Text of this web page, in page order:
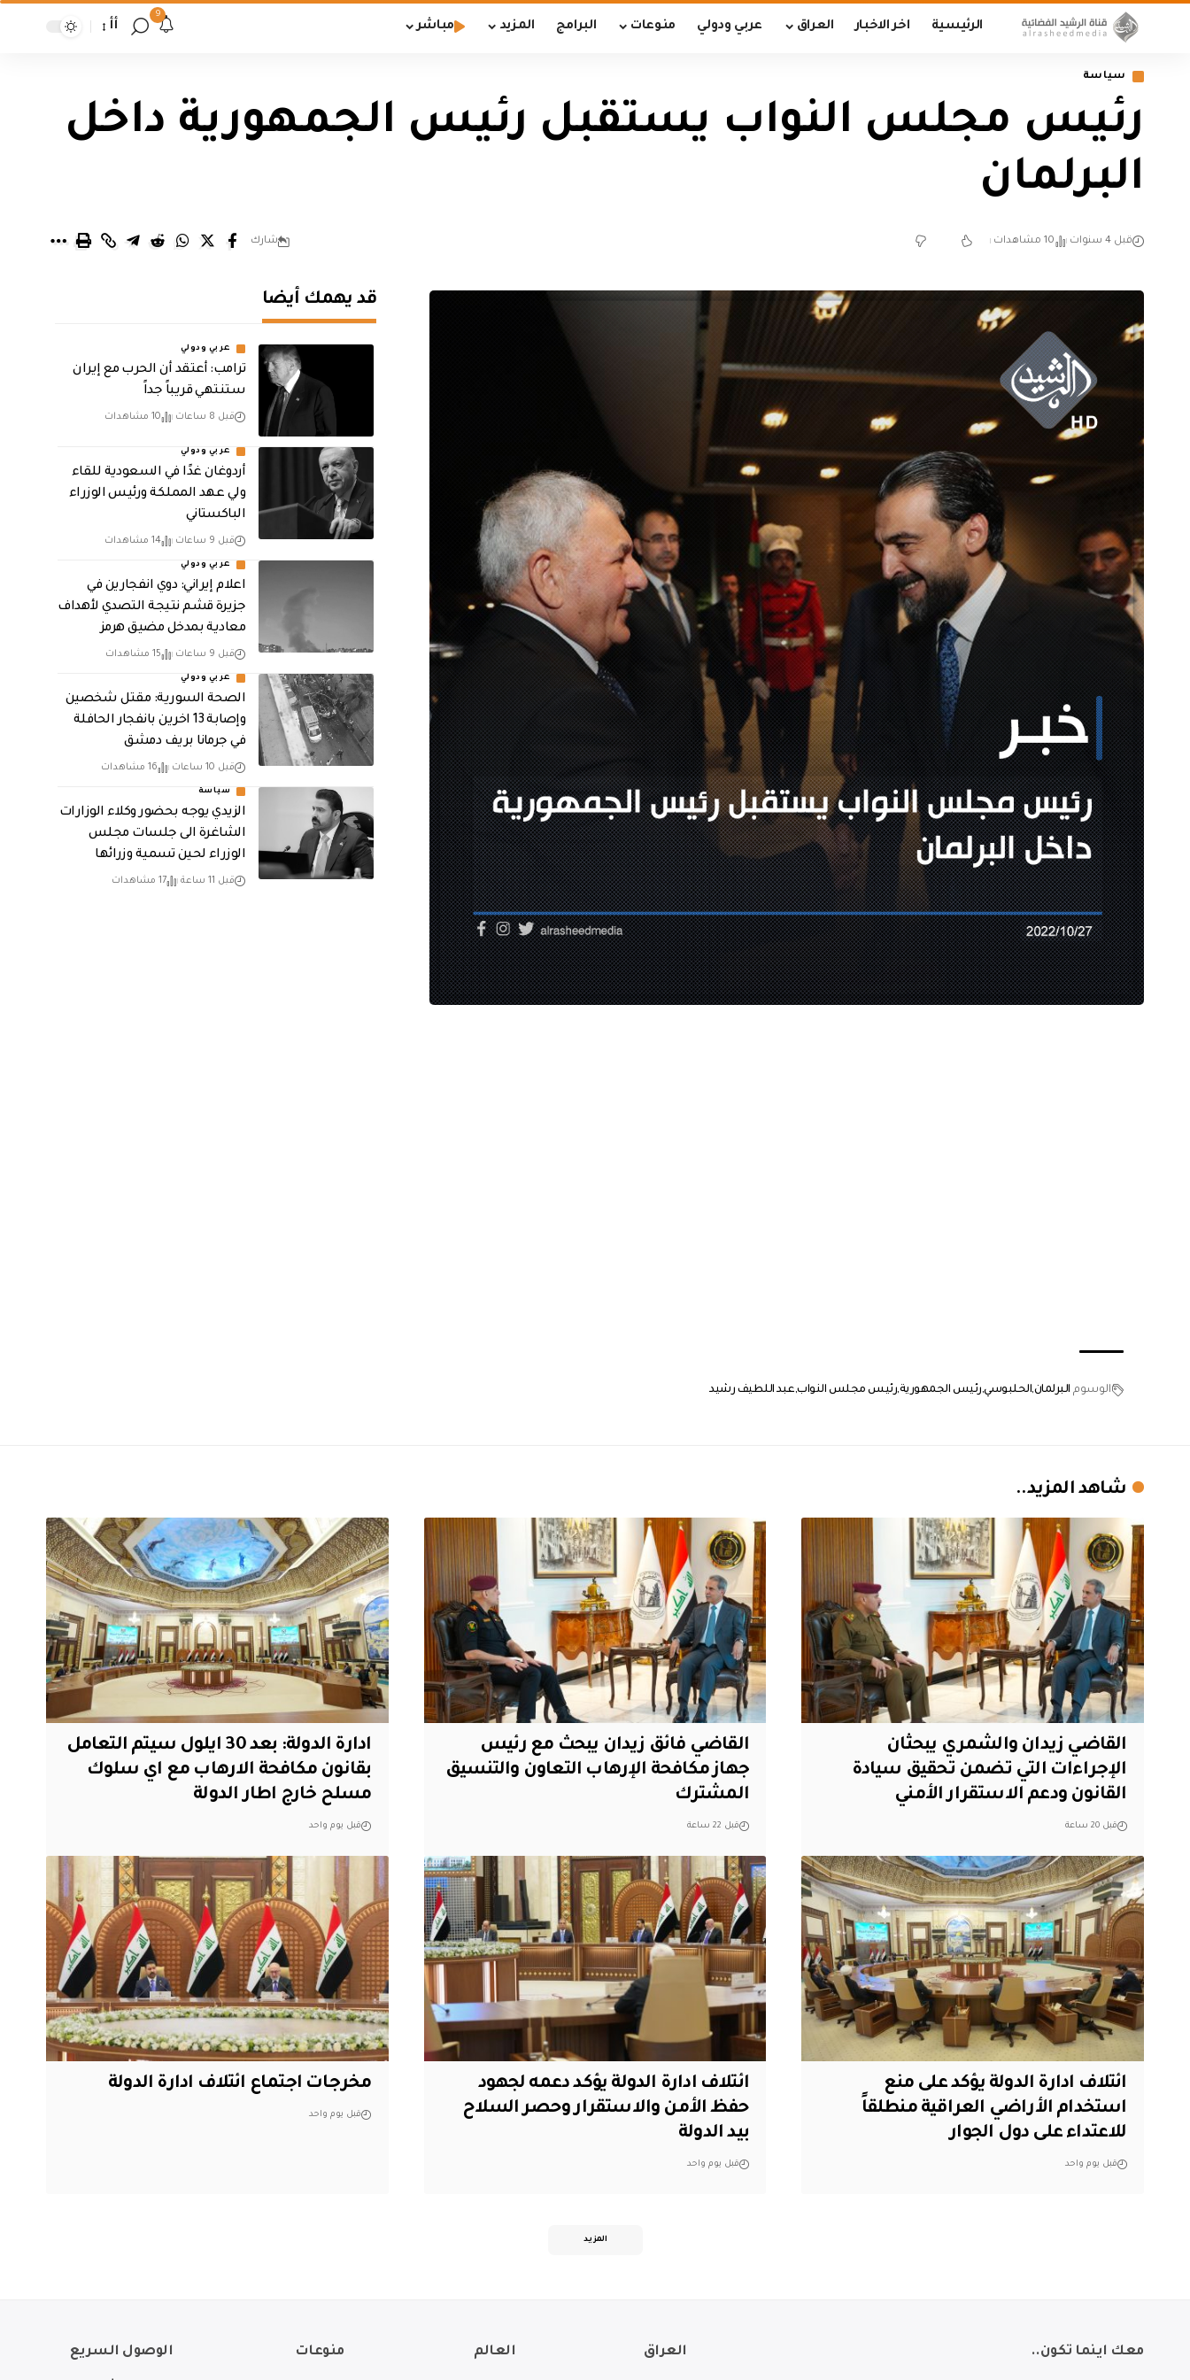
الرئيسية اخر الاخبار العراق عربي ودولي منوعات البرامج المزيد مباشر
9
أأ
سياسة
رئيس مجلس النواب يستقبل رئيس الجمهورية داخل
البرلمان
قبل 4 سنوات 10 مشاهدات شارك
الوسوم البرلمان الحلبوسي رئيس الجمهورية رئيس مجلس النواب عبد اللطيف رشيد
قد يهمك أيضا
عربي ودولي
‏ترامب: أعتقد أن الحرب مع إيران
ستنتهي قريباً جداً
قبل 8 ساعات 10 مشاهدات
عربي ودولي
أردوغان غدًا في السعودية للقاء
ولي عهد المملكة ورئيس الوزراء
الباكستاني
قبل 9 ساعات 14 مشاهدات
عربي ودولي
اعلام إيراني: دوي انفجارين في
جزيرة قشم نتيجة التصدي لأهداف
معادية بمدخل مضيق هرمز
قبل 9 ساعات 15 مشاهدات
عربي ودولي
الصحة السورية: مقتل شخصين
وإصابة 13 اخرين بانفجار الحافلة
في جرمانا بريف دمشق
قبل 10 ساعات 16 مشاهدات
سياسة
الزيدي يوجه بحضور وكلاء الوزارات
الشاغرة الى جلسات مجلس
الوزراء لحين تسمية وزرائها
قبل 11 ساعة 17 مشاهدات
شاهد المزيد..
القاضي زيدان والشمري يبحثان
الإجراءات التي تضمن تحقيق سيادة
القانون ودعم الاستقرار الأمني
قبل 20 ساعة
القاضي فائق زيدان يبحث مع رئيس
جهاز مكافحة الإرهاب التعاون والتنسيق
المشترك
قبل 22 ساعة
ادارة الدولة: بعد 30 ايلول سيتم التعامل
بقانون مكافحة الارهاب مع اي سلوك
مسلح خارج اطار الدولة
قبل يوم واحد
ائتلاف ادارة الدولة يؤكد على منع
استخدام الأراضي العراقية منطلقاً
للاعتداء على دول الجوار
قبل يوم واحد
ائتلاف ادارة الدولة يؤكد دعمه لجهود
حفظ الأمن والاستقرار وحصر السلاح
بيد الدولة
قبل يوم واحد
مخرجات اجتماع ائتلاف ادارة الدولة
قبل يوم واحد
المزيد
معك اينما تكون.. العراق العالم منوعات الوصول السريع